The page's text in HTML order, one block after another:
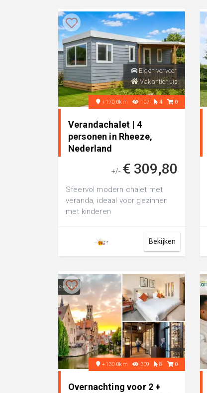
Eigen vervoer
Vakantiehuis
+170.0km 107 4 0
Verandachalet | 4
personen in Rheeze,
Nederland
+/- € 309,80
Sfeervol modern chalet met
veranda, ideaal voor gezinnen
met kinderen
Bekijken
+130.0km 309 8 0
Overnachting voor 2 +